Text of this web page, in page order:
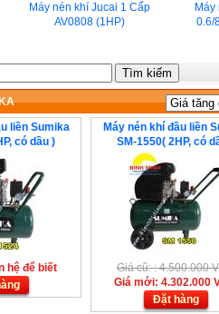
Máy nén khí Jucai 1 Cấp
AV0808 (1HP)
Máy
0.6/
liền Sumika
có dầu )
hệ để biết
Máy nén khí đầu liền
SM-1550( 2HP, có
Giá cũ: : 4.500.000
Giá mới: 4.302.000
Đặt hàng